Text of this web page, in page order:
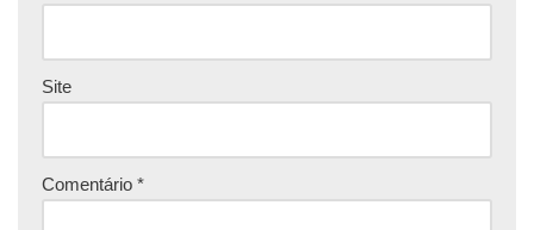
Site
Comentário *